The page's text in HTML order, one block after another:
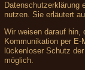
Datenschutzerklärung
nutzen. Sie erläutert
Wir weisen darauf hin,
Kommunikation per
lückenloser Schutz
möglich.